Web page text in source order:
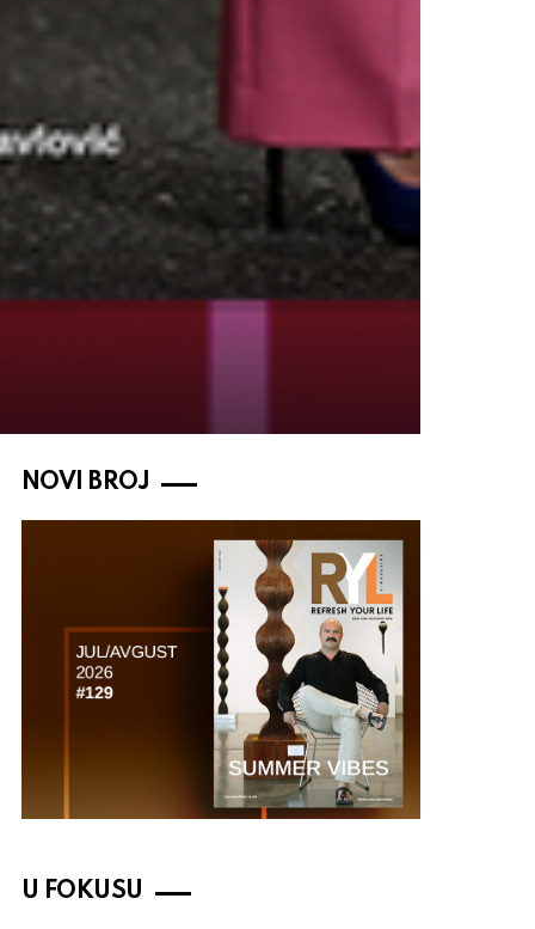
NOVI BROJ
U FOKUSU